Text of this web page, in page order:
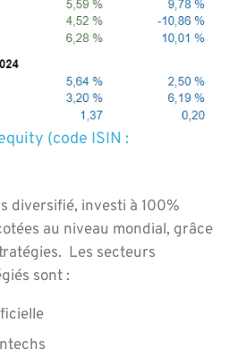
(code ISIN :
diversifié, investi à 100%
au niveau mondial, grâce
Les secteurs
sont :